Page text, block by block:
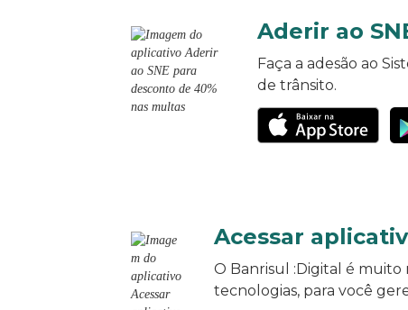
Aderir ao
Faça a adesão ao
de trânsito.
Acessar
O Banrisul :Digital é muito
tecnologias, para você